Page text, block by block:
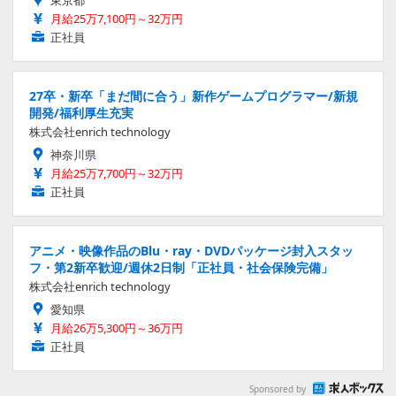
月給25万7,100円～32万円
正社員
27卒・新卒「まだ間に合う」新作ゲームプログラマー/新規
開発/福利厚生充実
株式会社enrich technology
神奈川県
月給25万7,700円～32万円
正社員
アニメ・映像作品のBlu・ray・DVDパッケージ封入スタッ
フ・第2新卒歓迎/週休2日制「正社員・社会保険完備」
株式会社enrich technology
愛知県
月給26万5,300円～36万円
正社員
Sponsored by